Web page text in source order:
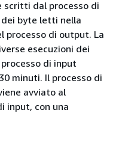
scritti dal processo di
dei byte letti nella
processo di output. La
esecuzioni dei
di input
minuti. Il processo di
avviato al
input, con una